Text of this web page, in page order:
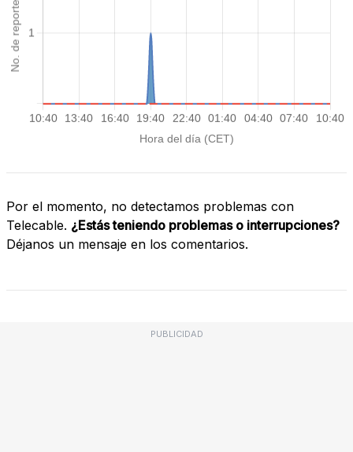
Por el momento, no detectamos problemas con
Telecable. ¿Estás teniendo problemas o interrupciones?
Déjanos un mensaje en los comentarios.
PUBLICIDAD